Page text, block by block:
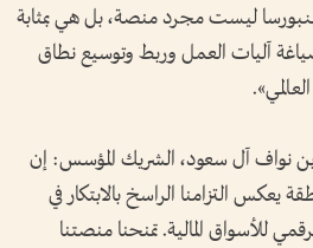
ليست مجرد منصة، بل هي بمثابة
آليات العمل وربط وتوسيع نطاق
نواف آل سعود، الشريك المؤسس: إن
يعكس التزامنا الراسخ بالابتكار في
للأسواق المالية. تمنحنا منصتنا